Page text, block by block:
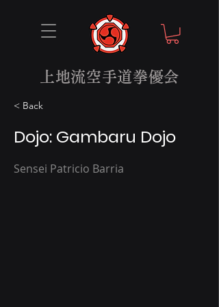
上地流空手道拳優会
< Back
Dojo: Gambaru Dojo
Sensei Patricio Barria